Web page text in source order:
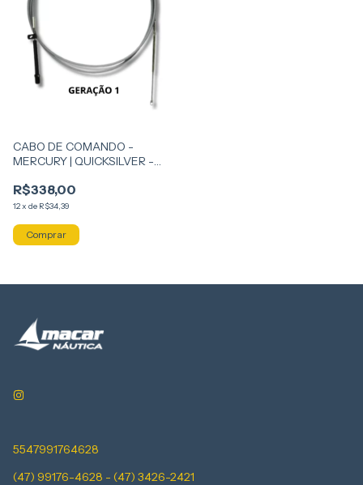
CABO DE COMANDO -
MERCURY | QUICKSILVER -
R$338,00
12x de R$34,39
Comprar
5547991764628
(47) 99176-4628 - (47) 3426-2421